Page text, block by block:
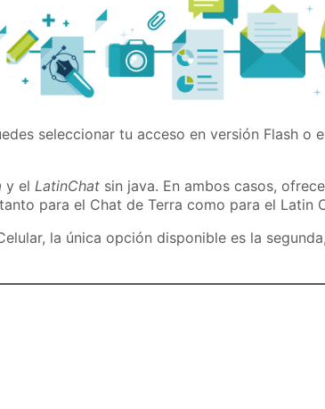
seleccionar tu acceso en versión Flash o
y elLatinChat sin java. En ambos casos,
para el Chat de Terra como para el Latin
la única opción disponible es la